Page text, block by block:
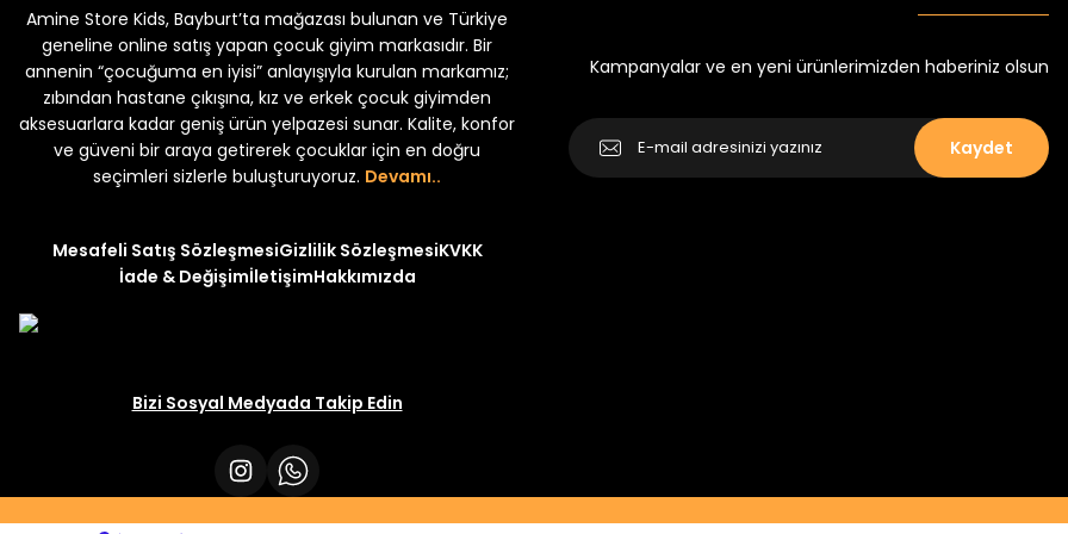
250 Yeni
₺ 320 ₺ 250 Yeni
₺ 320 ₺ 250
Amine Store Kids, Bayburt’ta mağazası bulunan ve Türkiye
geneline online satış yapan çocuk giyim markasıdır. Bir
annenin “çocuğuma en iyisi” anlayışıyla kurulan markamız;
zıbından hastane çıkışına, kız ve erkek çocuk giyimden
aksesuarlara kadar geniş ürün yelpazesi sunar. Kalite, konfor
ve güveni bir araya getirerek çocuklar için en doğru
seçimleri sizlerle buluşturuyoruz. Devamı..
Mesafeli Satış SözleşmesiGizlilik SözleşmesiKVKK
İade & DeğişimİletişimHakkımızda
Bizi Sosyal Medyada Takip Edin
Kampanyalar ve en yeni ürünlerimizden haberiniz olsun
Kaydet